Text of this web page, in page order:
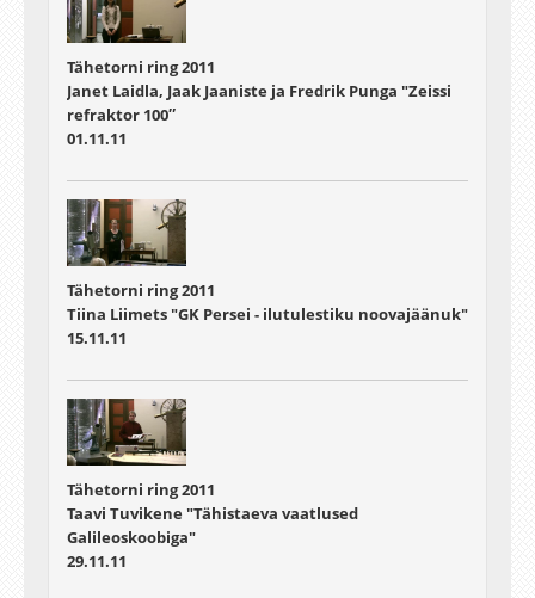
Tähetorni ring 2011
Janet Laidla, Jaak Jaaniste ja Fredrik Punga "Zeissi
refraktor 100″
01.11.11
Tähetorni ring 2011
Tiina Liimets "GK Persei - ilutulestiku noovajäänuk"
15.11.11
Tähetorni ring 2011
Taavi Tuvikene "Tähistaeva vaatlused
Galileoskoobiga"
29.11.11